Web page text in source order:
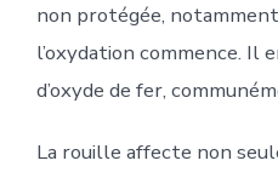
non protégée,
l’oxydation commence. Il
d’oxyde de fer,
La rouille affecte non